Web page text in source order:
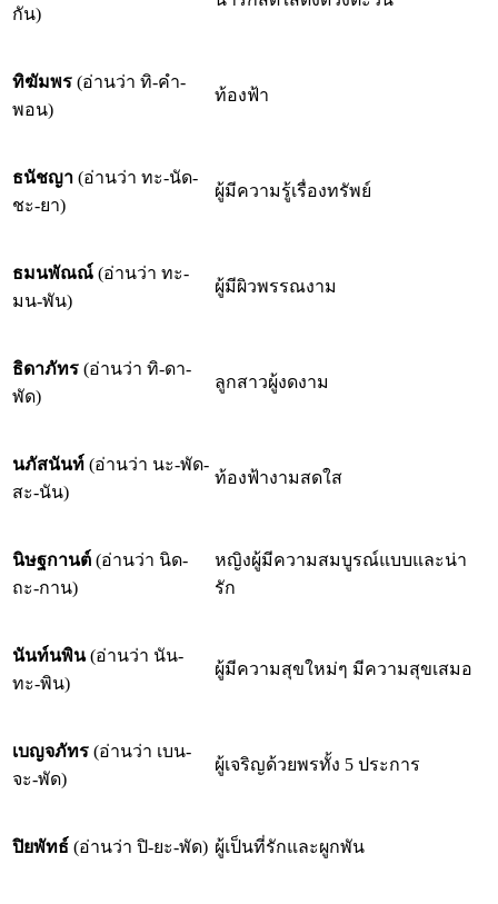
กัน)
ทิฆัมพร (อ่านว่า ทิ-คำ-
พอน)
ท้องฟ้า
ธนัชญา (อ่านว่า ทะ-นัด-
ชะ-ยา)
ผู้มีความรู้เรื่องทรัพย์
ธมนพัณณ์ (อ่านว่า ทะ-
มน-พัน)
ผู้มีผิวพรรณงาม
ธิดาภัทร (อ่านว่า ทิ-ดา-
พัด)
ลูกสาวผู้งดงาม
นภัสนันท์ (อ่านว่า นะ-พัด-
สะ-นัน)
ท้องฟ้างามสดใส
นิษฐกานต์ (อ่านว่า นิด-
ถะ-กาน)
หญิงผู้มีความสมบูรณ์แบบและน่า
รัก
นันท์นพิน(อ่านว่า นัน-
ทะ-พิน)
ผู้มีความสุขใหม่ๆ มีความสุขเสมอ
เบญจภัทร (อ่านว่า เบน-
จะ-พัด)
ผู้เจริญด้วยพรทั้ง 5 ประการ
ปิยพัทธ์ (อ่านว่า ปิ-ยะ-พัด) ผู้เป็นที่รักและผูกพัน